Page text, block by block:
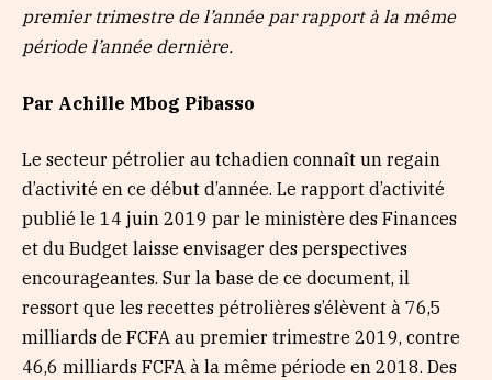
premier trimestre de l’année par rapport à la même
période l’année dernière.
Par Achille Mbog Pibasso
Le secteur pétrolier au tchadien connaît un regain
d’activité en ce début d’année. Le rapport d’activité
publié le 14 juin 2019 par le ministère des Finances
et du Budget laisse envisager des perspectives
encourageantes. Sur la base de ce document, il
ressort que les recettes pétrolières s’élèvent à 76,5
milliards de FCFA au premier trimestre 2019, contre
46,6 milliards FCFA à la même période en 2018. Des